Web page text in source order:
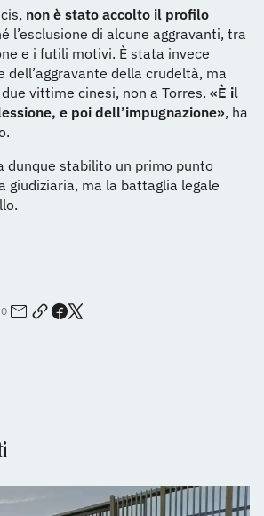
non è stato accolto il profilo
l’esclusione di alcune aggravanti, tra
e i futili motivi. È stata invece
dell’aggravante della crudeltà, ma
vittime cinesi, non a Torres. «È il
e poi dell’impugnazione», ha
dunque stabilito un primo punto
giudiziaria, ma la battaglia legale